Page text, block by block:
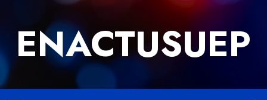
treściENACTUSUEP